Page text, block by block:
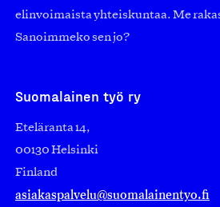
elinvoimaista yhteiskuntaa. Me
Sanoimmeko sen jo?
Suomalainen työ ry
Eteläranta 14,
00130 Helsinki
Finland
asiakaspalvelu@suomalainentyo.fi